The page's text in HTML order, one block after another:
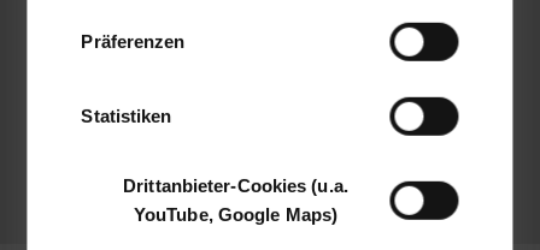
Daten zusammen, die Sie ihnen bereitgestellt
haben oder die sie im Rahmen Ihrer Nutzung
Präferenzen
Statistiken
Drittanbieter-Cookies (u.a.
YouTube, Google Maps)